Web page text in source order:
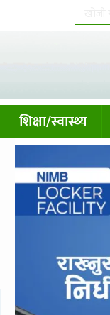
शिक्षा/स्वास्थ्य